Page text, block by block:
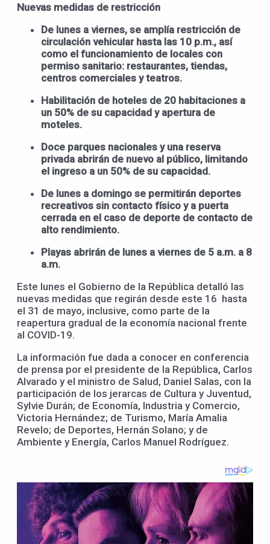
Nuevas medidas de restricción
De lunes a viernes, se amplía restricción de
circulación vehicular hasta las 10 p.m., así
como el funcionamiento de locales con
permiso sanitario: restaurantes, tiendas,
centros comerciales y teatros.
Habilitación de hoteles de 20 habitaciones a
un 50% de su capacidad y apertura de
moteles.
Doce parques nacionales y una reserva
privada abrirán de nuevo al público, limitando
el ingreso a un 50% de su capacidad.
De lunes a domingo se permitirán deportes
recreativos sin contacto físico y a puerta
cerrada en el caso de deporte de contacto de
alto rendimiento.
Playas abrirán de lunes a viernes de 5 a.m. a 8
a.m.
Este lunes el Gobierno de la República detalló las
nuevas medidas que regirán desde este 16 hasta
el 31 de mayo, inclusive, como parte de la
reapertura gradual de la economía nacional frente
al COVID-19.
La información fue dada a conocer en conferencia
de prensa por el presidente de la República, Carlos
Alvarado y el ministro de Salud, Daniel Salas, con la
participación de los jerarcas de Cultura y Juventud,
Sylvie Durán; de Economía, Industria y Comercio,
Victoria Hernández; de Turismo, María Amalia
Revelo; de Deportes, Hernán Solano; y de
Ambiente y Energía, Carlos Manuel Rodríguez.